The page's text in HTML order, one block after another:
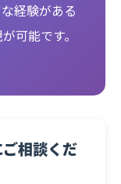
経験がある
可能です。
相談くだ